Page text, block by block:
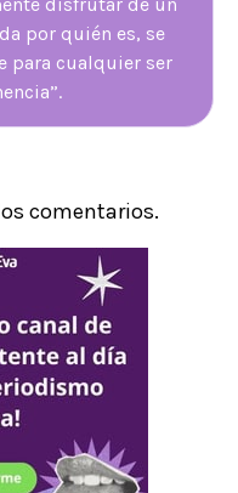
por quién es, se
para cualquier ser
comentarios.